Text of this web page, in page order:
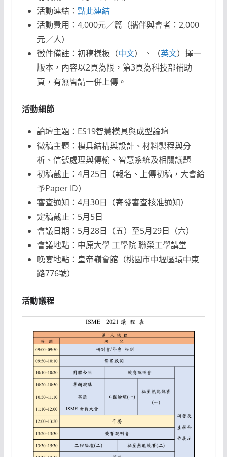
活動連結： 點此連結
活動費用：4,000元／篇（攜伴與會者：2,000
元／人）
徵件備註：初稿樣板（中文） 、（英文）擇一
版本，內容以2頁為限，第3頁為科技部補助
頁，有無皆請一併上傳。
活動細節
論壇主題：ES19智慧模具與成型論壇
徵稿主題：模具結構與設計、材料製程與分
析、信號處理與傳輸、智慧系統及相關議題
初稿截止：4月25日（報名、上傳初稿，大會給
予Paper ID）
審查通知：4月30日（寄發審查核准通知）
定稿截止：5月5日
會議日期：5月28日（五）至5月29日（六）
會議地點：中原大學 工學院 聯榮工學講堂
晚宴地點：皇帝嶺會館（桃園市中壢區環中東
路776號）
活動議程